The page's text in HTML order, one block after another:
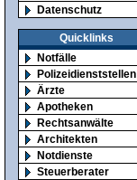
Datenschutz
Quicklinks
Notfälle
Polizeidienststellen
Ärzte
Apotheken
Rechtsanwälte
Architekten
Notdienste
Steuerberater